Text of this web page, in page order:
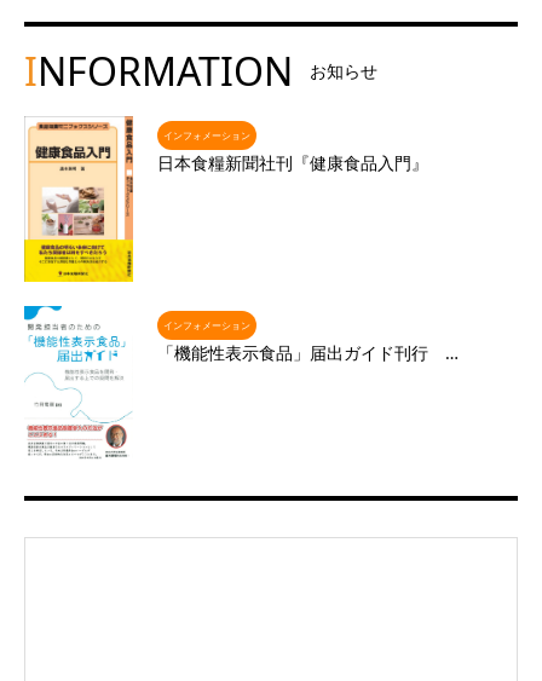
INFORMATION お知らせ
インフォメーション
日本食糧新聞社刊『健康食品入門』
インフォメーション
「機能性表示食品」届出ガイド刊行 …